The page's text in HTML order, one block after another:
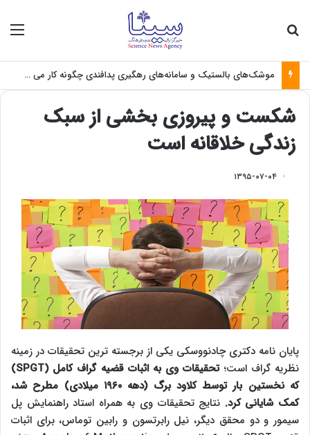
موشک‌های بالستیک و سامانه‌های رهگیری پدافندی چگونه کار می کنند؟
شکست و پیروزی بخشی از سبک
زندگی خلاقانه است
۱۳۹۵-۰۷-۰۴
پایان نامه دکتری چادنووسکی یکی از برجسته ترین تحقیقات در زمینه
نظریه گراف است؛تحقیقات وی به اثبات قضیه گراف کامل(SPGT)
که نخستین بار توسط کلاود برگ (دهه ۱۹۶۰ میلادی) مطرح شد،
کمک شایانی کرد. نتایج تحقیقات وی به همراه استاد راهنمایش پل
سیمور و دو محقق دیگر، نیل رابرتسون و رابین توماس، برای اثبات